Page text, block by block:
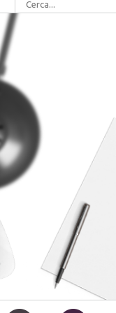
per: